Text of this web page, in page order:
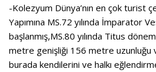
-Kolezyum Dünya’nın en çok turist
Yapımına MS.72 yılında İmparator
başlanmış,MS.80 yılında Titus
metre genişliği 156 metre uzunluğu
burada kendilerini ve halkı